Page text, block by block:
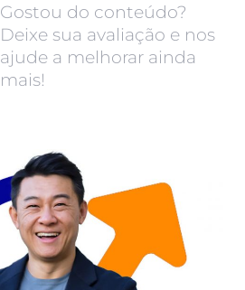
Gostou do conteúdo?
Deixe sua avaliação e nos
ajude a melhorar ainda
mais!